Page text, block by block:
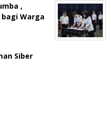
,
Warga
Siber